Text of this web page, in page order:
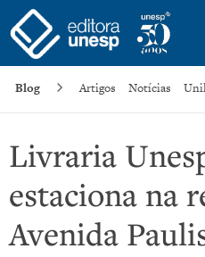
Blog Artigos Notícias
Livraria
estaciona na
Avenida